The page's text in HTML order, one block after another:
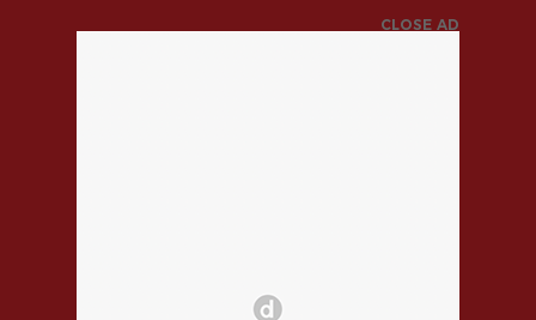
CLOSE AD